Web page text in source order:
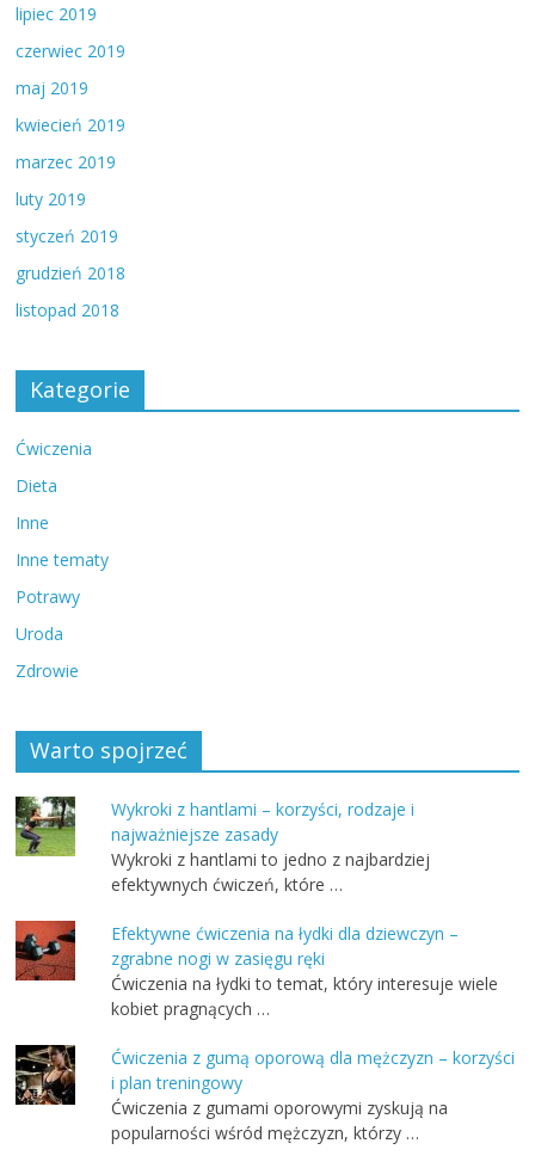
lipiec 2019
czerwiec 2019
maj 2019
kwiecień 2019
marzec 2019
luty 2019
styczeń 2019
grudzień 2018
listopad 2018
Kategorie
Ćwiczenia
Dieta
Inne
Inne tematy
Potrawy
Uroda
Zdrowie
Warto spojrzeć
Wykroki z hantlami – korzyści, rodzaje i
najważniejsze zasady
Wykroki z hantlami to jedno z najbardziej
efektywnych ćwiczeń, które …
Efektywne ćwiczenia na łydki dla dziewczyn –
zgrabne nogi w zasięgu ręki
Ćwiczenia na łydki to temat, który interesuje wiele
kobiet pragnących …
Ćwiczenia z gumą oporową dla mężczyzn – korzyści
i plan treningowy
Ćwiczenia z gumami oporowymi zyskują na
popularności wśród mężczyzn, którzy …